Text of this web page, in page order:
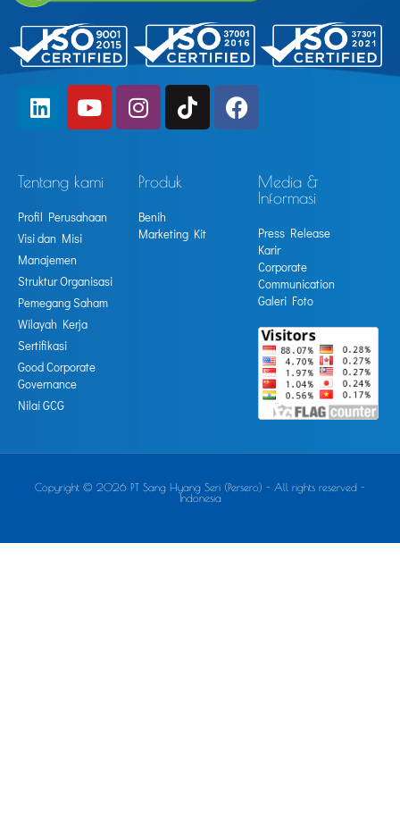
Tentang kami
Profil Perusahaan
Visi dan Misi
Manajemen
Struktur Organisasi
Pemegang Saham
Wilayah Kerja
Sertifikasi
Good Corporate
Governance
Nilai GCG
Produk
Benih
Marketing Kit
Media &
Informasi
Press Release
Karir
Corporate
Communication
Galeri Foto
Copyright © 2026 PT Sang Hyang Seri (Persero) - All rights reserved -
Indonesia